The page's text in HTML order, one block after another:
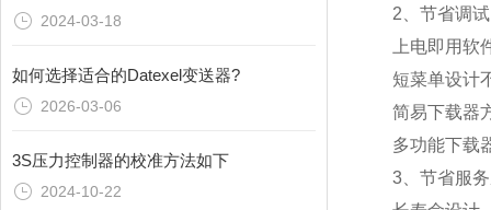
2024-03-18
如何选择适合的Datexel变送器?
2026-03-06
3S压力控制器的校准方法如下
2024-10-22
2、节省调
上电即用
短菜单设计
简易下载器
多功能下载
3、节省服